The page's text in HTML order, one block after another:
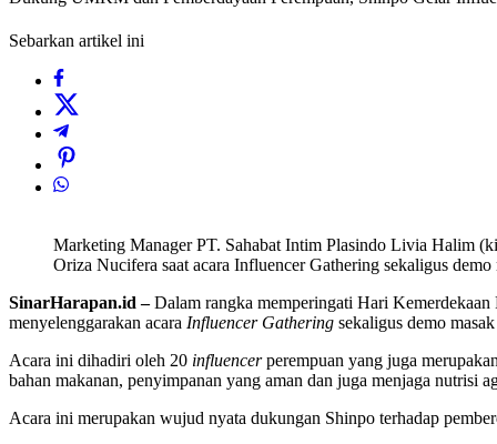
Sebarkan artikel ini
Marketing Manager PT. Sahabat Intim Plasindo Livia Halim
Oriza Nucifera saat acara Influencer Gathering sekaligus
SinarHarapan.id –Dalam rangka memperingati Hari
menyelenggarakan acara Influencer Gathering sekaligus demo
Acara ini dihadiri oleh 20 influencerperempuan yang juga
bahan makanan, penyimpanan yang aman dan juga menjaga nutrisi
Acara ini merupakan wujud nyata dukungan Shinpo terhadap